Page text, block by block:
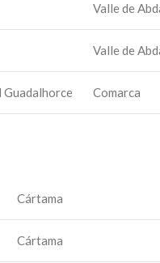
Valle de
Valle de
Comarca
Cártama
Cártama